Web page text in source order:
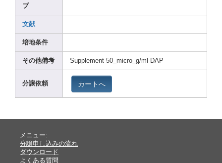
プ
文献
培地条件
その他備考 Suppl ement 50_micro_g/ml DAP
分譲依頼 カートへ
メニュー:
分譲申し込みの流れ
ダウンロード
よくある質問